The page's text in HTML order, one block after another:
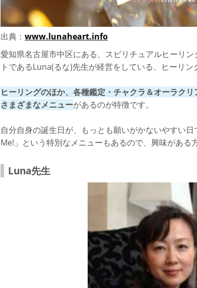
名古屋でヒーリング鑑定をするならココ！【占いの館千里眼 栄
おすすめな先生【藤森麻鼓(ふじもりまこ)先生】
口コミ
鑑定料金
名古屋でヒーリング鑑定をするならココ！【ヒーリングルーム「
おすすめな先生【Yumika(ゆみか)先生】
店舗詳細
出典： www.lunaheart.info
愛知県名古屋市中区にある、スピリチュアルヒーリ
トであるLuna(るな)先生が経営をしている、ヒーリン
ヒーリングのほか、各種鑑定・チャクラ＆オーラクリ
さまざまなメニューがあるのが特徴です。
自分自身の誕生日が、もっとも願いがかないやすい
Me!」という特別なメニューもあるので、興味がある
Luna先生